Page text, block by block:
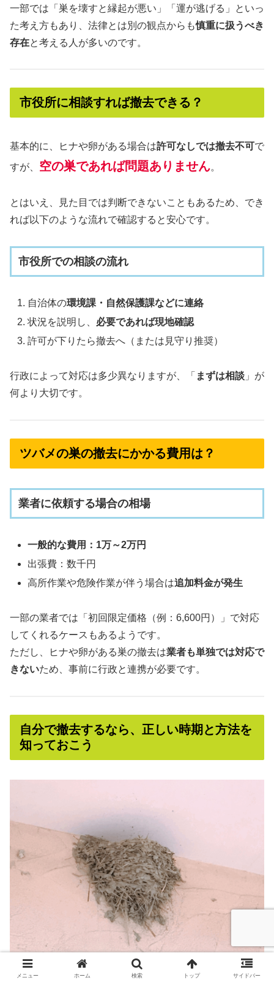
一部では「巣を壊すと縁起が悪い」「運が逃げる」といっ
た考え方もあり、法律とは別の観点からも慎重に扱うべき
存在と考える人が多いのです。
市役所に相談すれば撤去できる？
基本的に、ヒナや卵がある場合は許可なしでは撤去不可で
すが、 空の巣であれば問題ありません。
とはいえ、見た目では判断できないこともあるため、でき
れば以下のような流れで確認すると安心です。
市役所での相談の流れ
自治体の環境課・自然保護課などに連絡
状況を説明し、 必要であれば現地確認
許可が下りたら撤去へ（または見守り推奨）
行政によって対応は多少異なりますが、「 まずは相談 」が
何より大切です。
ツバメの巣の撤去にかかる費用は？
業者に依頼する場合の相場
一般的な費用：1万～2万円
出張費：数千円
高所作業や危険作業が伴う場合は追加料金が発生
一部の業者では「初回限定価格（例：6,600円）」で対応
してくれるケースもあるようです。
ただし、ヒナや卵がある巣の撤去は業者も単独では対応で
きないため、事前に行政と連携が必要です。
自分で撤去するなら、正しい時期と方法を
知っておこう
メニュー ホーム 検索 トップ サイドバー